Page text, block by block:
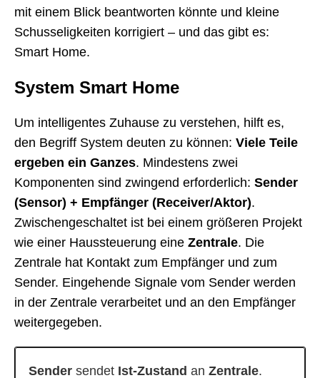
mit einem Blick beantworten könnte und kleine
Schusseligkeiten korrigiert – und das gibt es:
Smart Home.
System Smart Home
Um intelligentes Zuhause zu verstehen, hilft es,
den Begriff System deuten zu können: Viele Teile
ergeben ein Ganzes. Mindestens zwei
Komponenten sind zwingend erforderlich: Sender
(Sensor) + Empfänger (Receiver/Aktor).
Zwischengeschaltet ist bei einem größeren Projekt
wie einer Haussteuerung eine Zentrale. Die
Zentrale hat Kontakt zum Empfänger und zum
Sender. Eingehende Signale vom Sender werden
in der Zentrale verarbeitet und an den Empfänger
weitergegeben.
Sender sendet Ist-Zustand an Zentrale.